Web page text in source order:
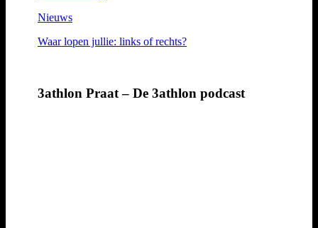
Nieuws
Waar lopen jullie: links of rechts?
3athlon Praat – De 3athlon podcast